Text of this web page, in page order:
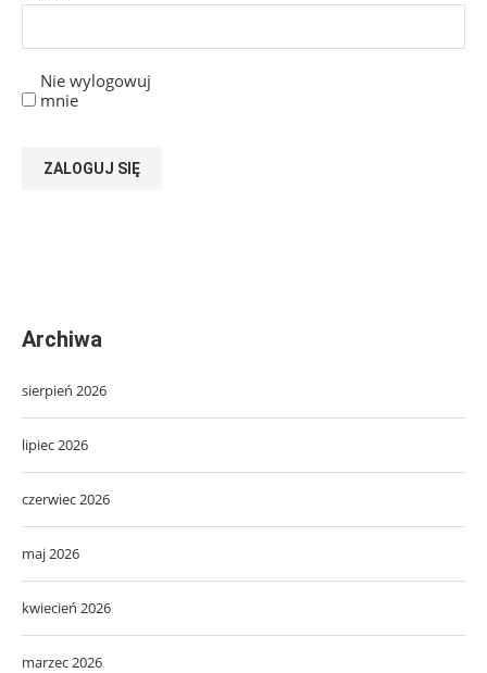
Nie wylogowuj
mnie
ZALOGUJ SIĘ
Archiwa
sierpień 2026
lipiec 2026
czerwiec 2026
maj 2026
kwiecień 2026
marzec 2026